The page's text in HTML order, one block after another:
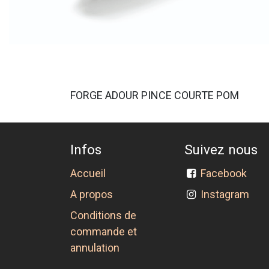
FORGE ADOUR PINCE COURTE POM
Infos
Accueil
A propos
Conditions de
commande et
annulation
Suivez nous
Facebook
Instagram